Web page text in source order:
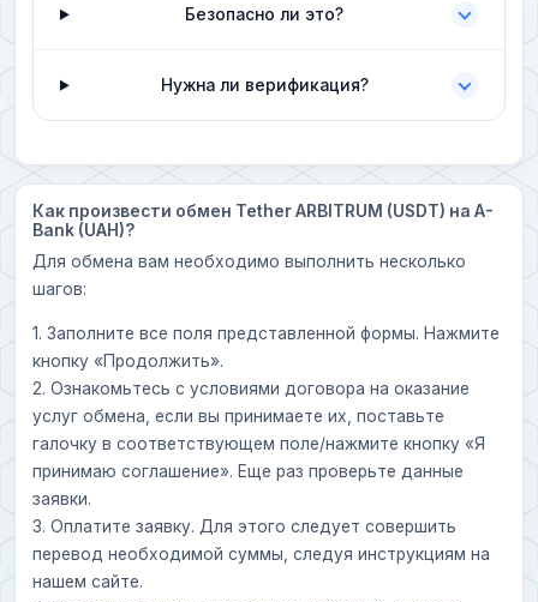
Безопасно ли это?
Нужна ли верификация?
Как произвести обмен Tether ARBITRUM (USDT) на A-
Bank (UAH)?
Для обмена вам необходимо выполнить несколько
шагов:
1. Заполните все поля представленной формы. Нажмите
кнопку «Продолжить».
2. Ознакомьтесь с условиями договора на оказание
услуг обмена, если вы принимаете их, поставьте
галочку в соответствующем поле/нажмите кнопку «Я
принимаю соглашение». Еще раз проверьте данные
заявки.
3. Оплатите заявку. Для этого следует совершить
перевод необходимой суммы, следуя инструкциям на
нашем сайте.